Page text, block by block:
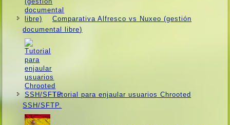
Comparativa Alfresco vs Nuxeo (gestión
documental libre)
Tutorial para enjaular usuarios Chrooted
SSH/SFTP.